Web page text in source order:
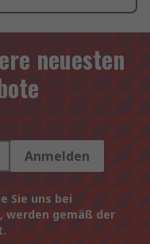
neuesten
Anmelden
Sie uns bei
werden gemäß der